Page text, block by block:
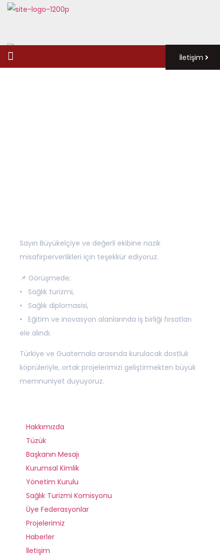
İletişim
Sayın Büyükelçiye ve değerli ekibine nazik
misafirperverlikleri için teşekkür ediyoruz.
📌 Görüşmede;
• Sağlık turizmi,
• Sağlık diplomasisi,
• Eğitim ve inovasyon alanlarında iş birliği fırsatları
ele alındı.
Türkiye ve Guatemala arasında kurulacak dostluk
köprüleriyle, ortak projelerimizi geliştirmekten büyük
memnuniyet duyuyoruz.
Hakkımızda
Tüzük
Başkanın Mesajı
Kurumsal Kimlik
Yönetim Kurulu
Sağlık Turizmi Komisyonu
Üye Federasyonlar
Projelerimiz
Haberler
İletişim